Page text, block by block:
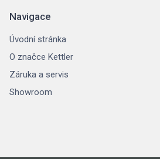
Navigace
Úvodní stránka
O značce Kettler
Záruka a servis
Showroom